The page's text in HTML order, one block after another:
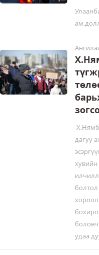
дагуу
хувийн
боловч
удаа